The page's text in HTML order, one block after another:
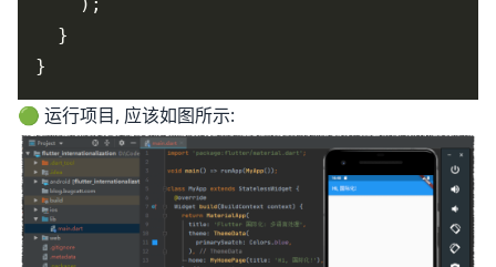
🟢 运行项目, 应该如图所示: